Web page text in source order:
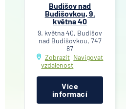
Budišov nad
Budišovkou, 9.
května 40
9. května 40, Budišov
nad Budišovkou, 747
87
Zobrazit
vzdálenost
Navigovat
Více
informací